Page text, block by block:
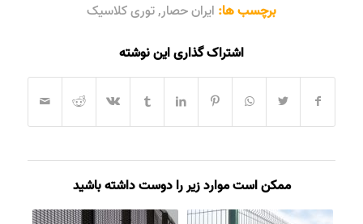
برچسب ها: ایران حصار,توری کلاسیک
اشتراک گذاری این نوشته
ممکن است موارد زیر را دوست داشته باشید